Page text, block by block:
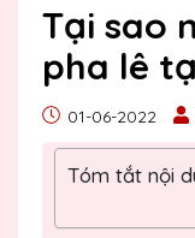
Tại sao
pha lê
01-06-2022
Tóm tắt nội